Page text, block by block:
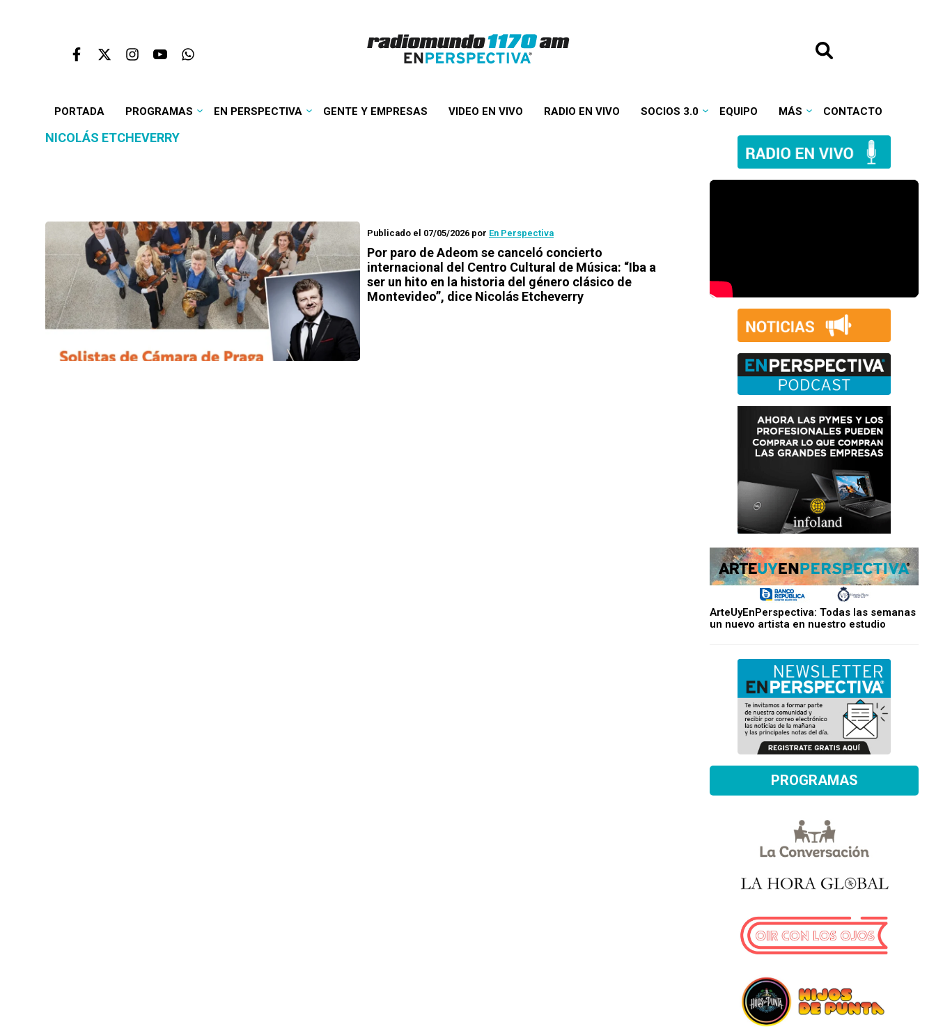
PORTADA PROGRAMAS EN PERSPECTIVA GENTE Y EMPRESAS VIDEO EN VIVO RADIO EN VIVO SOCIOS 3.0 EQUIPO MÁS CONTACTO
NICOLÁS ETCHEVERRY
Publicado el 07/05/2026 por En Perspectiva
Por paro de Adeom se canceló concierto
internacional del Centro Cultural de Música: “Iba a
ser un hito en la historia del género clásico de
Montevideo”, dice Nicolás Etcheverry
ArteUyEnPerspectiva: Todas las semanas
un nuevo artista en nuestro estudio
PROGRAMAS